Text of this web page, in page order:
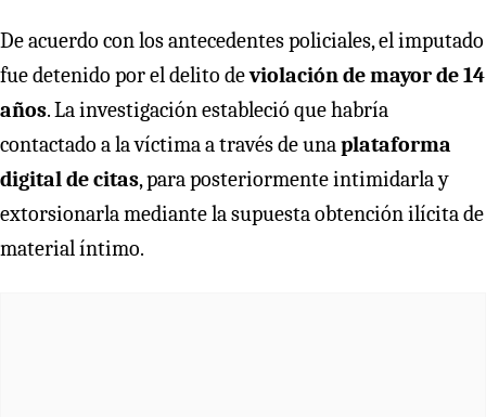
De acuerdo con los antecedentes policiales, el imputado
fue detenido por el delito deviolación de mayor de 14
años. La investigación estableció que habría
contactado a la víctima a través de unaplataforma
digital de citas, para posteriormente intimidarla y
extorsionarla mediante la supuesta obtención ilícita de
material íntimo.